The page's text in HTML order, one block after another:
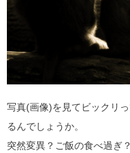
写真(画像)を見てビックリ
るんでしょうか。
突然変異？ご飯の食べ過ぎ